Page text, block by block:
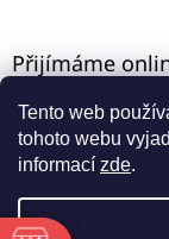
Tento web
tohoto webu
informací zde.
Přijímáme